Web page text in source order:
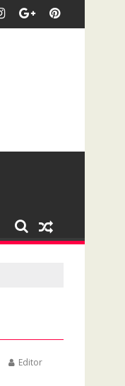
Editor